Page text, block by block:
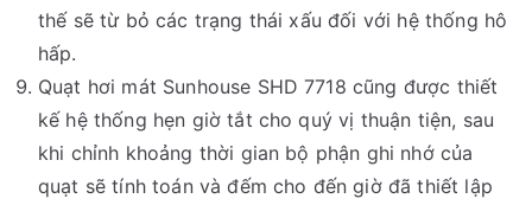
thế sẽ từ bỏ các trạng thái xấu đối với hệ thống hô
hấp.
Quạt hơi mát Sunhouse SHD 7718 cũng được thiết
kế hệ thống hẹn giờ tắt cho quý vị thuận tiện, sau
khi chỉnh khoảng thời gian bộ phận ghi nhớ của
quạt sẽ tính toán và đếm cho đến giờ đã thiết lập